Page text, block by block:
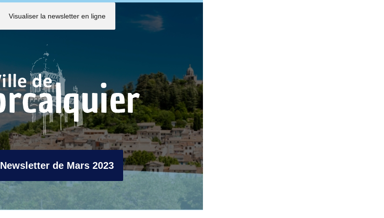
Visualiser la newsletter en ligne
Newsletter de Mars 2023